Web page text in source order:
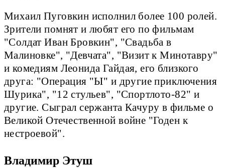
Михаил Пуговкин исполнил более 100 ролей.
Зрители помнят и любят его по фильмам
"Солдат Иван Бровкин", "Свадьба в
Малиновке", "Девчата", "Визит к Минотавру"
и комедиям Леонида Гайдая, его близкого
друга: "Операция "Ы" и другие приключения
Шурика", "12 стульев", "Спортлото-82" и
другие. Сыграл сержанта Качуру в фильме о
Великой Отечественной войне "Годен к
нестроевой".
Владимир Этуш